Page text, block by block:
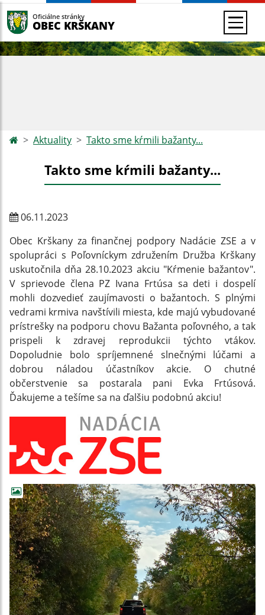
Oficiálne stránky
OBEC KRŠKANY
Aktuality Takto sme kŕmili bažanty...
Takto sme kŕmili bažanty...
06.11.2023
Obec Krškany za finančnej podpory Nadácie ZSE a v
spolupráci s Poľovníckym združením Družba Krškany
uskutočnila dňa 28.10.2023 akciu "Kŕmenie bažantov".
V sprievode člena PZ Ivana Frtúsa sa deti i dospelí
mohli dozvedieť zaujímavosti o bažantoch. S plnými
vedrami krmiva navštívili miesta, kde majú vybudované
prístrešky na podporu chovu Bažanta poľovného, a tak
prispeli k zdravej reprodukcii týchto vtákov.
Dopoludnie bolo spríjemnené slnečnými lúčami a
dobrou náladou účastníkov akcie. O chutné
občerstvenie sa postarala pani Evka Frtúsová.
Ďakujeme a tešíme sa na ďalšiu podobnú akciu!